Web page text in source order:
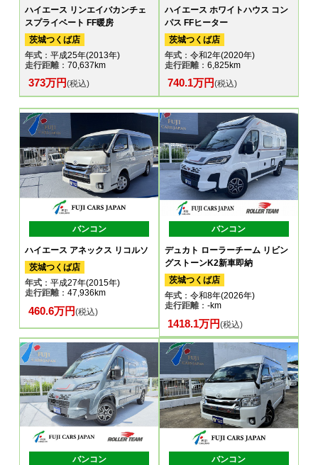
ハイエース リンエイバカンチェ
スプライベート FF暖房
茨城つくば店
年式 ：平成25年(2013年)
走行距離：70,637km
373万円(税込)
ハイエース ホワイトハウス コン
パス FFヒーター
茨城つくば店
年式：令和2年(2020年)
走行距離：6,825km
740.1万円(税込)
バンコン
ハイエース アネックス リコルソ
茨城つくば店
年式 ：平成27年(2015年)
走行距離：47,936km
460.6万円(税込)
バンコン
デュカト ローラーチーム リビン
グストーンK2新車即納
茨城つくば店
年式：令和8年(2026年)
走行距離：-km
1418.1万円(税込)
バンコン バンコン